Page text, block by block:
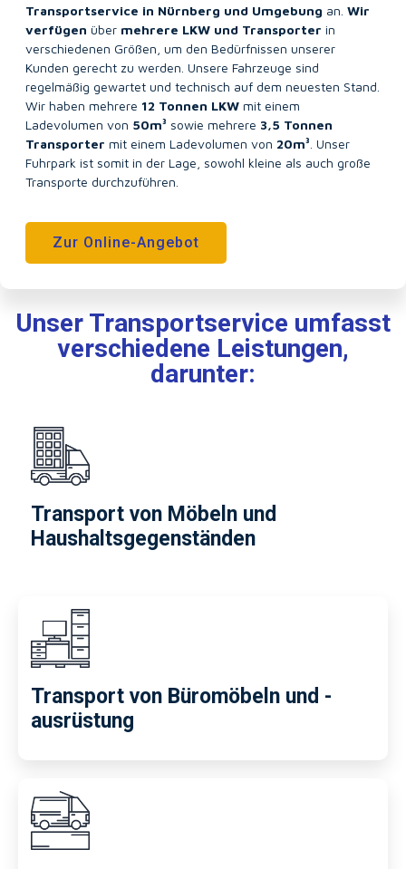
Transportservice in Nürnberg und Umgebung an. Wir
verfügen über mehrere LKW und Transporter in
verschiedenen Größen, um den Bedürfnissen unserer
Kunden gerecht zu werden. Unsere Fahrzeuge sind
regelmäßig gewartet und technisch auf dem neuesten Stand.
Wir haben mehrere 12 Tonnen LKW mit einem
Ladevolumen von 50m³ sowie mehrere 3,5 Tonnen
Transporter mit einem Ladevolumen von 20m³ . Unser
Fuhrpark ist somit in der Lage, sowohl kleine als auch große
Transporte durchzuführen.
Zur Online-Angebot
Unser Transportservice umfasst
verschiedene Leistungen,
darunter:
Transport von Möbeln und
Haushaltsgegenständen
Transport von Büromöbeln und -
ausrüstung